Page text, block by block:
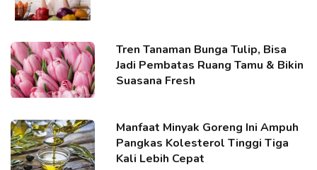
Tren Tanaman Bunga Tulip, Bisa
Jadi Pembatas Ruang Tamu & Bikin
Suasana Fresh
Manfaat Minyak Goreng Ini Ampuh
Pangkas Kolesterol Tinggi Tiga
Kali Lebih Cepat